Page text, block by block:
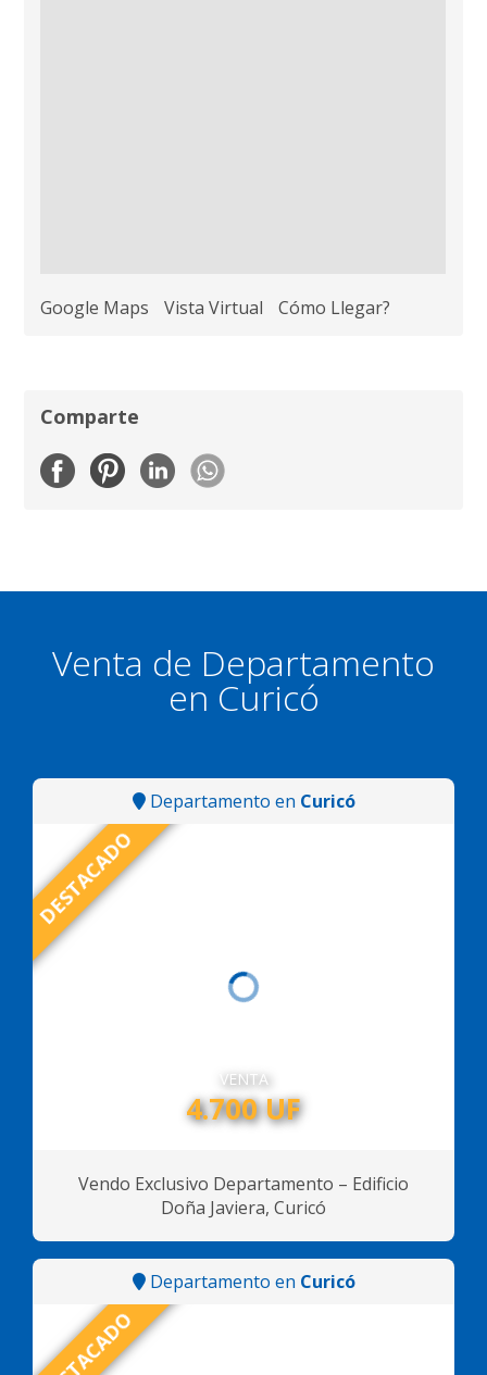
Google Maps Vista Virtual Cómo Llegar?
Comparte
Venta de Departamento
en Curicó
Departamento en Curicó
VENTA
4.700 UF
DESTACADO
Vendo Exclusivo Departamento – Edificio
Doña Javiera, Curicó
Departamento en Curicó